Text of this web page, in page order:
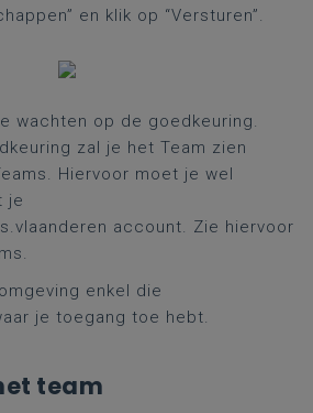
en klik op “Versturen”.
wachten op de goedkeuring.
zal je het Team zien
Hiervoor moet je wel
je
account. Zie hiervoor
enkel die
je toegang toe hebt.
team